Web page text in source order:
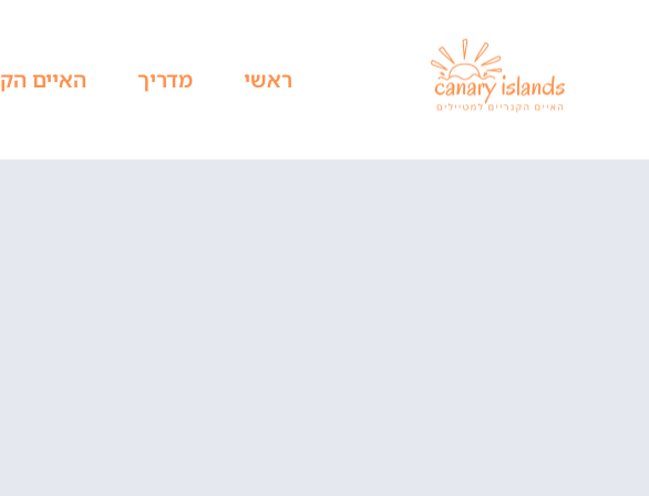
ראשי מדריך האיים